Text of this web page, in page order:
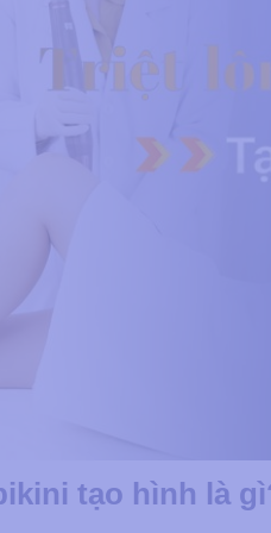
tạo hình là